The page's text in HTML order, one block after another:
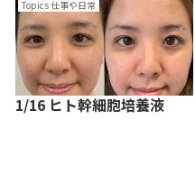
Topics 仕事や日常
1/16 ヒト幹細胞培養液